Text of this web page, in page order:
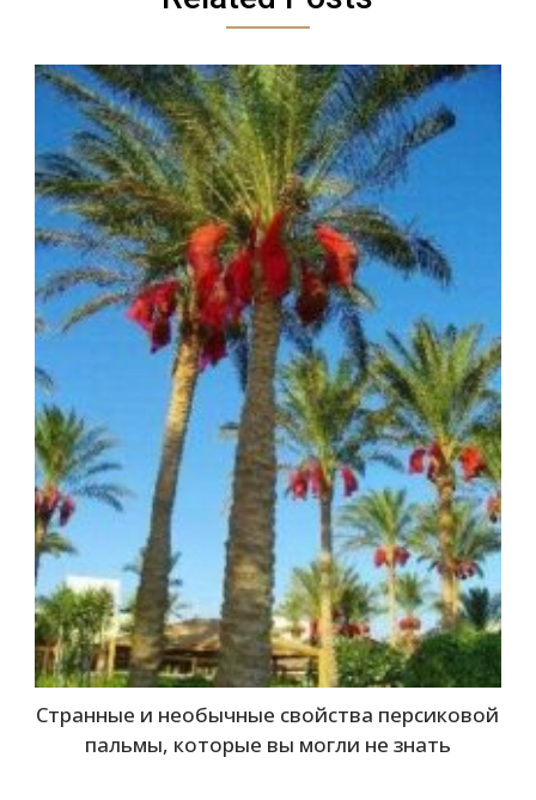
Странные и необычные свойства персиковой
пальмы, которые вы могли не знать